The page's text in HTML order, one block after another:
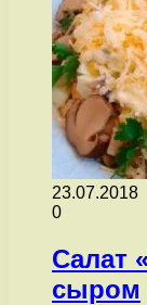
23.07.2018
0
Салат
сыром